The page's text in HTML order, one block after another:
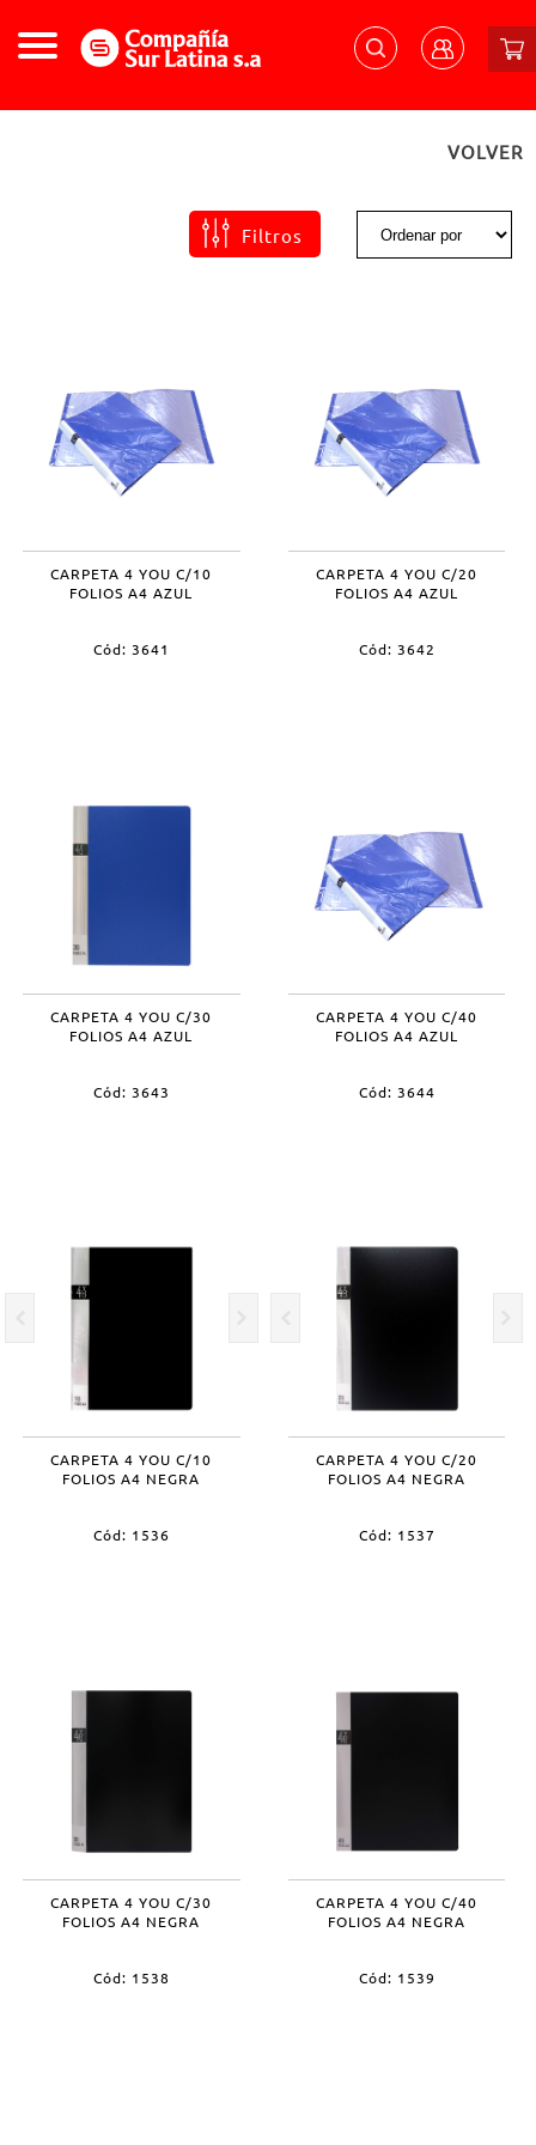
VOLVER
Filtros
CARPETA 4 YOU C/10
FOLIOS A4 AZUL
Cód: 3641
CARPETA 4 YOU C/20
FOLIOS A4 AZUL
Cód: 3642
CARPETA 4 YOU C/30
FOLIOS A4 AZUL
Cód: 3643
CARPETA 4 YOU C/40
FOLIOS A4 AZUL
Cód: 3644
CARPETA 4 YOU C/10
FOLIOS A4 NEGRA
Cód: 1536
CARPETA 4 YOU C/20
FOLIOS A4 NEGRA
Cód: 1537
CARPETA 4 YOU C/30
FOLIOS A4 NEGRA
Cód: 1538
CARPETA 4 YOU C/40
FOLIOS A4 NEGRA
Cód: 1539